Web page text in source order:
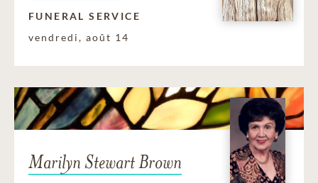
FUNERAL SERVICE
vendredi, août 14
Marilyn Stewart Brown